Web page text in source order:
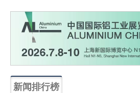
新闻排行榜